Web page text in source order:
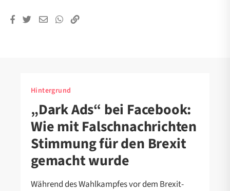
Hintergrund
„Dark Ads“ bei Facebook:
Wie mit Falschnachrichten
Stimmung für den Brexit
gemacht wurde
Während des Wahlkampfes vor dem Brexit-